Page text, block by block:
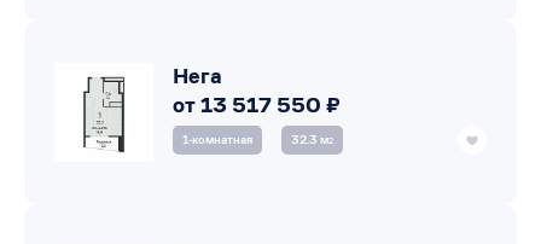
Нега
от 13 517 550 ₽
1‑комнатная 32.3 м2